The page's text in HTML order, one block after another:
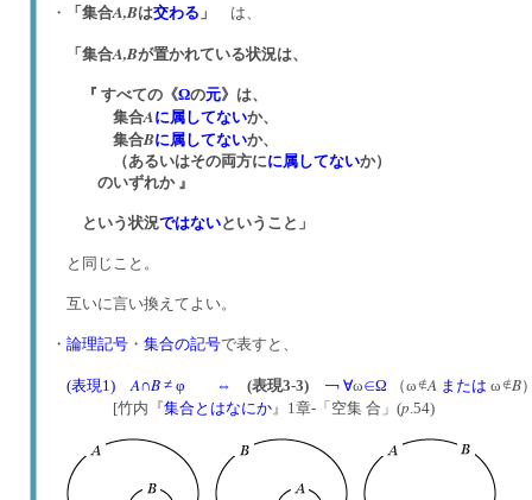
・ 「集合A,Bは交わる 」 は、
「集合A,Bが置かれている状況は、
『 すべての《Ωの元》は、
集合Aに属してないか、
集合Bに属してないか、
（あるいはその両方にに属してないか）
のいずれか 』
という状況ではないということ」
と同じこと。
互いに言い換えてよい。
・ 論理記号 ・ 集合の記号で表すと、
(表現1)A∩B ≠ φ ⇔ (表現3-3) ￢ ∀ω∈Ω （ω A または ω B
[竹内『集合とはなにか』1章-「空集 合」(p.54)